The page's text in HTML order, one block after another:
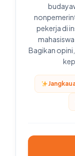
pekerja di
mahasiswa
Bagikan